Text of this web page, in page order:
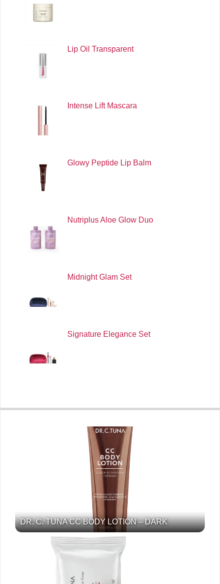
Lip Oil Transparent
Intense Lift Mascara
Glowy Peptide Lip Balm
Nutriplus Aloe Glow Duo
Midnight Glam Set
Signature Elegance Set
DR. C. TUNA CC BODY LOTION – DARK